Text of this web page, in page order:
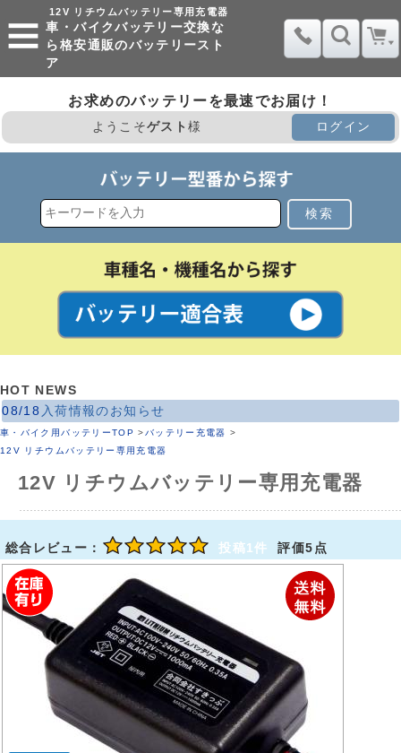
12V リチウムバッテリー専用充電器
車・バイクバッテリー交換な
ら格安通販のバッテリースト
ア
お求めのバッテリーを最速でお届け！
ようこそゲスト様 ログイン
検索
HOT NEWS
08/18 入荷情報のお知らせ
車・バイク用バッテリーTOP >バッテリー充電器 >
12V リチウムバッテリー専用充電器
12V リチウムバッテリー専用充電器
総合レビュー： 投稿1件 評価5点